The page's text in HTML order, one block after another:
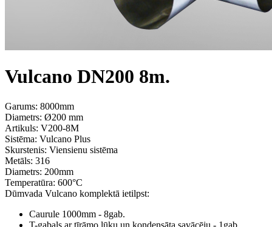
Vulcano DN200 8m.
Garums: 8000mm
Diametrs: Ø200 mm
Artikuls: V200-8M
Sistēma: Vulcano Plus
Skurstenis: Viensienu sistēma
Metāls: 316
Diametrs: 200mm
Temperatūra: 600°С
Dūmvada Vulcano komplektā ietilpst:
Caurule 1000mm - 8gab.
T-gabals ar tīrāmo lūku un kondensāta savācēju - 1gab.